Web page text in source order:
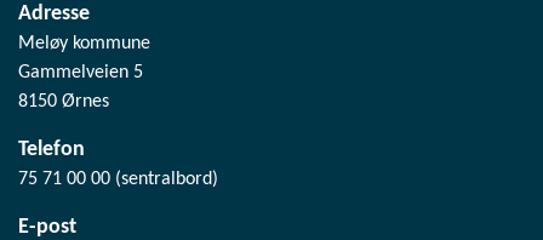
Adresse
Meløy kommune
Gammelveien 5
8150 Ørnes
Telefon
75 71 00 00 (sentralbord)
E-post